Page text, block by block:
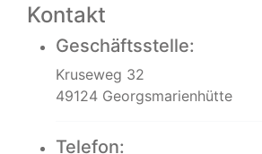
Kontakt
Geschäftsstelle:
Kruseweg 32
49124 Georgsmarienhütte
Telefon: